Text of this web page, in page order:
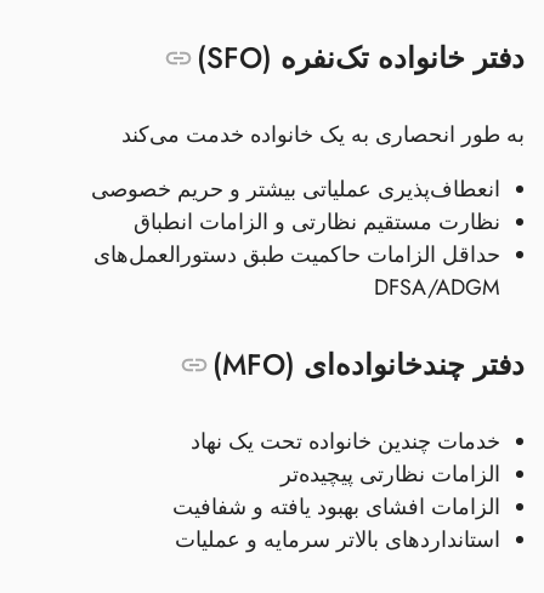
دفتر خانواده تک‌نفره (SFO)
به طور انحصاری به یک خانواده خدمت می‌کند
انعطاف‌پذیری عملیاتی بیشتر و حریم خصوصی
نظارت مستقیم نظارتی و الزامات انطباق
حداقل الزامات حاکمیت طبق دستورالعمل‌های
DFSA/ADGM
دفتر چندخانواده‌ای (MFO)
خدمات چندین خانواده تحت یک نهاد
الزامات نظارتی پیچیده‌تر
الزامات افشای بهبود یافته و شفافیت
استانداردهای بالاتر سرمایه و عملیات